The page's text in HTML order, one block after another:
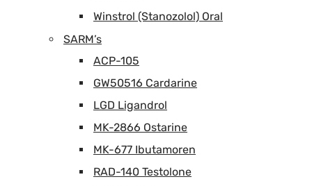
Winstrol (Stanozolol) Oral
SARM’s
ACP-105
GW50516 Cardarine
LGD Ligandrol
MK-2866 Ostarine
MK-677 Ibutamoren
RAD-140 Testolone